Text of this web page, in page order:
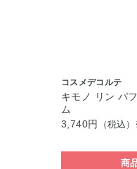
コスメデコルテ
キモノ リン パ
ム
3,740円
（税込
商